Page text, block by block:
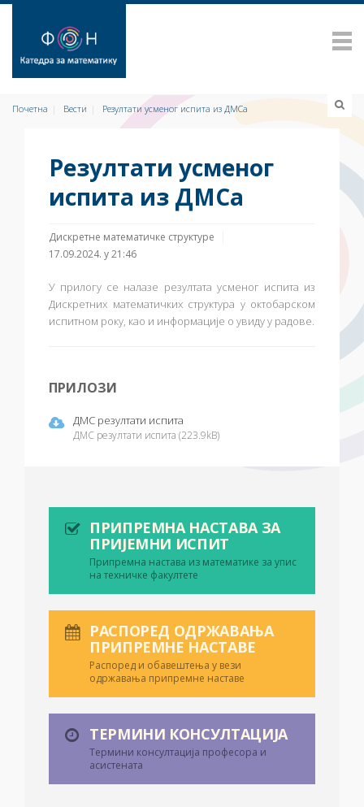
Почетна Вести Резултати усменог испита из ДМСа
Резултати усменог
испита из ДМСа
Дискретне математичке структуре
17.09.2024. у 21:46
У прилогу се налазе резултата усменог испита из
Дискретних математичких структура у октобарском
испитном року, као и информације о увиду у радове.
ПРИЛОЗИ
ДМС резултати испита
ДМС резултати испита (223.9kB)
ПРИПРЕМНА НАСТАВА ЗА
ПРИЈЕМНИ ИСПИТ
Припремна настава из математике за упис
на техничке факултете
РАСПОРЕД ОДРЖАВАЊА
ПРИПРЕМНЕ НАСТАВЕ
Распоред и обавештења у вези
одржавања припремне наставе
ТЕРМИНИ КОНСУЛТАЦИЈА
Термини консултација професора и
асистената